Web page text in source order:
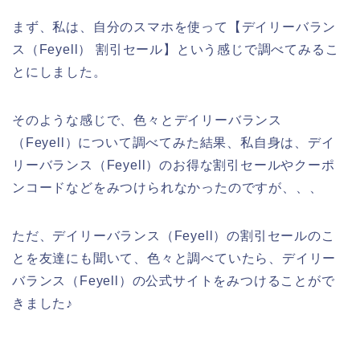
まず、私は、自分のスマホを使って【デイリーバラン
ス（Feyell） 割引セール】という感じで調べてみるこ
とにしました。
そのような感じで、色々とデイリーバランス
（Feyell）について調べてみた結果、私自身は、デイ
リーバランス（Feyell）のお得な割引セールやクーポ
ンコードなどをみつけられなかったのですが、、、
ただ、デイリーバランス（Feyell）の割引セールのこ
とを友達にも聞いて、色々と調べていたら、デイリー
バランス（Feyell）の公式サイトをみつけることがで
きました♪